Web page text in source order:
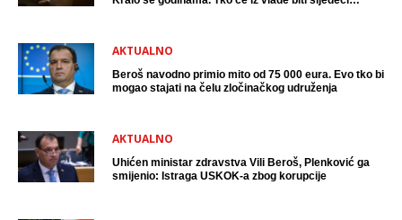
AKTUALNO
Beroš navodno primio mito od 75 000 eura. Evo tko bi
mogao stajati na čelu zločinačkog udruženja
AKTUALNO
Uhićen ministar zdravstva Vili Beroš, Plenković ga
smijenio: Istraga USKOK-a zbog korupcije